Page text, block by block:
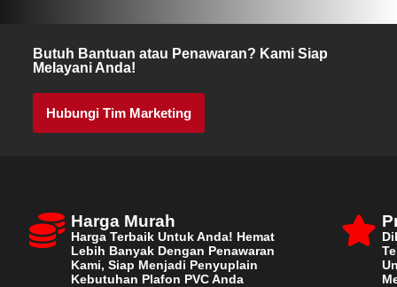
Butuh Bantuan atau Penawaran? Kami Siap
Melayani Anda!
Hubungi Tim Marketing
Harga Murah
Harga Terbaik Untuk Anda! Hemat
Lebih Banyak Dengan Penawaran
Kami, Siap Menjadi Penyuplain
Kebutuhan Plafon PVC Anda